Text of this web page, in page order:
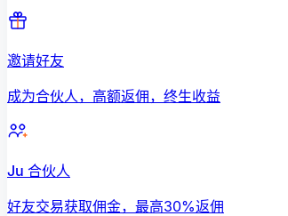
邀请好友
成为合伙人，高额返佣，终生收益
Ju 合伙人
好友交易获取佣金，最高30%返佣